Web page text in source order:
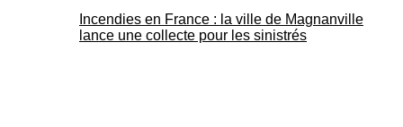
Incendies en France : la ville de Magnanville
lance une collecte pour les sinistrés